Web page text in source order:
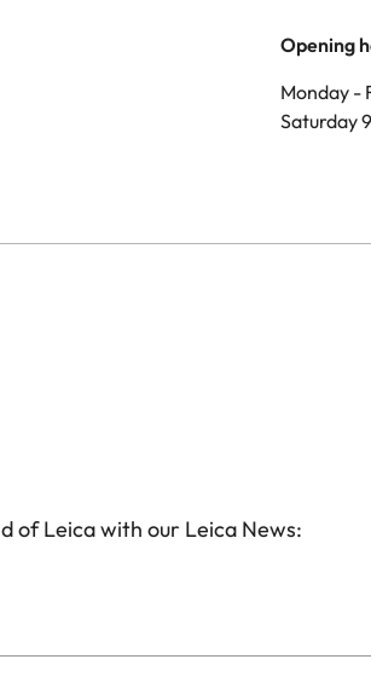
Opening
Monday -
Saturday
of Leica with our Leica News: